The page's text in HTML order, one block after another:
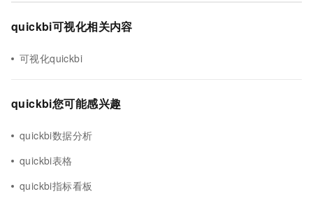
quickbi可视化相关内容
可视化quickbi
quickbi您可能感兴趣
quickbi数据分析
quickbi表格
quickbi指标看板